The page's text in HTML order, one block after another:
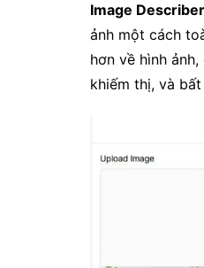
Image Describer
ảnh một cách
hơn về hình
khiếm thị, và